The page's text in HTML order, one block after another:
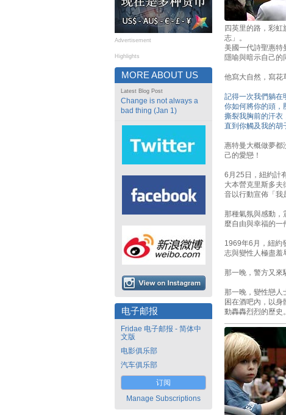
Advertisement
Highlights
MORE ABOUT US
Latest Blog Post
Change is not always a
bad thing (Jan 1)
电子邮报
Fridae 电子邮报 - 简体中
文版
电影俱乐部
汽车俱乐部
订阅
Manage Subscriptions
四英里的路，彩
志」。
美國一代詩聖惠特
隱喻與暗示自己的
他寫大自然，寫花
記得一次我們躺在
你如何將你的頭，
撕裂我胸前的汗衣
直到你觸及我的胡
惠特曼大概做夢都
己的愛戀！
6月25日，紐約計
大本營克里斯多夫
音以行動宣佈「我
那種氣氛與感動，
麼自由與幸福的一
1969年6月，紐約
志與變性人極盡羞
那一晚，警方又來
那一晚，變性戀人
困在酒吧內，以
動轟轟烈烈的歷史。